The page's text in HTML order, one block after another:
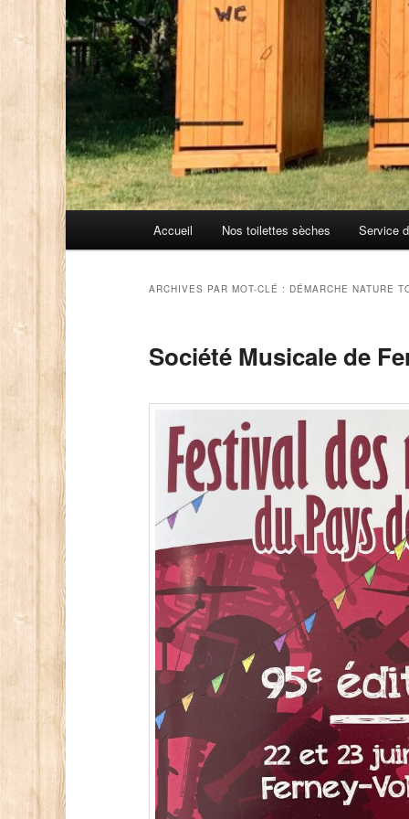
Accueil Nos toilettes sèches Service
ARCHIVES PAR MOT-CLÉ : DÉMARCHE NATURE
Société Musicale de